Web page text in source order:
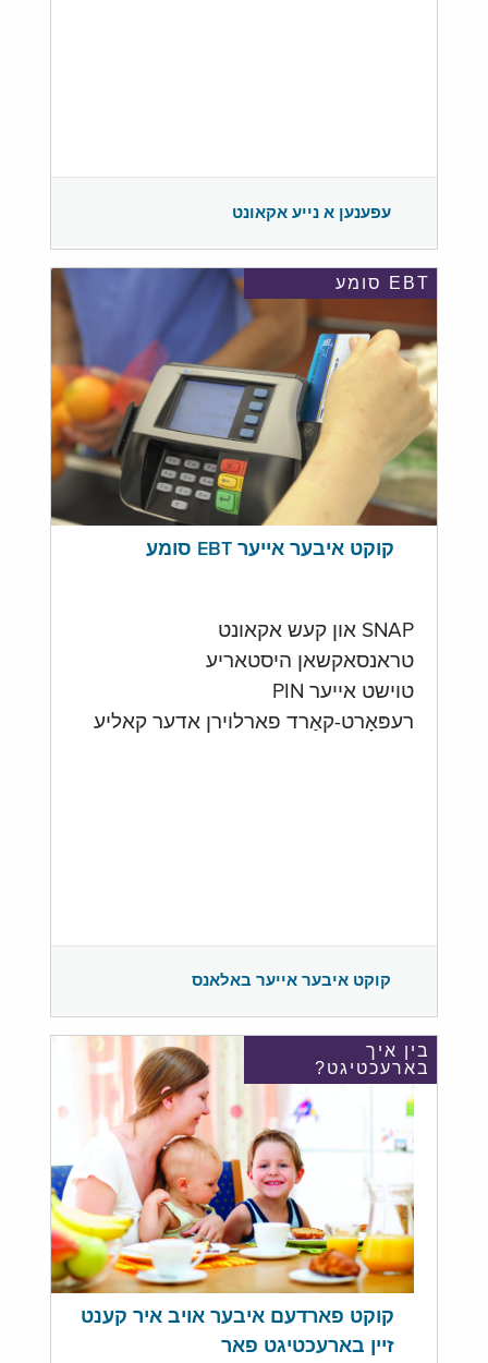
עפענען א נייע אקאונט
EBT סומע
קוקט איבער אייער EBT סומע
SNAP און קעש אקאונט
טראנסאקשאן היסטאריע
טוישט אייער PIN
רעפּאָרט-קאַרד פארלוירן אדער קאליע
קוקט איבער אייער באלאנס
בין איך
בארעכטיגט?
קוקט פארדעם איבער אויב איר קענט
זיין בארעכטיגט פאר